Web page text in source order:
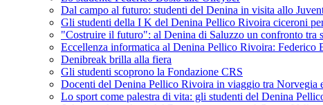
Dal campo al futuro: studenti del Denina in visita allo
Gli studenti della I K del Denina Pellico Rivoira ciceroni
"Costruire il futuro": al Denina di Saluzzo un confronto tra
Eccellenza informatica al Denina Pellico Rivoira: Federico
Denibreak brilla alla fiera
Gli studenti scoprono la Fondazione CRS
Docenti del Denina Pellico Rivoira in viaggio tra Norvegia
Lo sport come palestra di vita: gli studenti del Denina